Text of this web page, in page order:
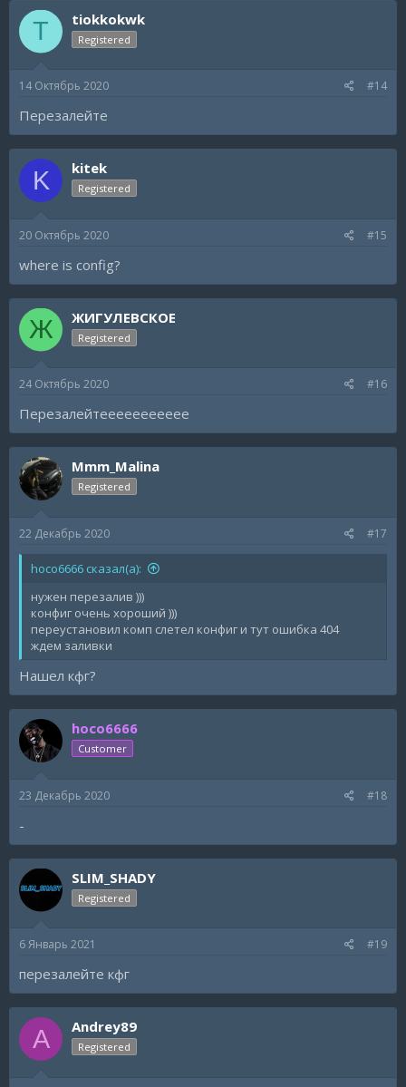
T tiokkokwk
Registered
14 Октябрь 2020 #14
Перезалейте
K kitek
Registered
20 Октябрь 2020 #15
where is config?
Ж ЖИГУЛЕВСКОЕ
Registered
24 Октябрь 2020 #16
Перезалейтеееееееееее
Mmm_Malina
Registered
22 Декабрь 2020 #17
hoco6666 сказал(а):
нужен перезалив )))
конфиг очень хороший )))
переустановил комп слетел конфиг и тут ошибка 404
ждем заливки
Нашел кфг?
hoco6666
Customer
23 Декабрь 2020 #18
-
SLIM_SHADY
Registered
6 Январь 2021 #19
перезалейте кфг
A Andrey89
Registered